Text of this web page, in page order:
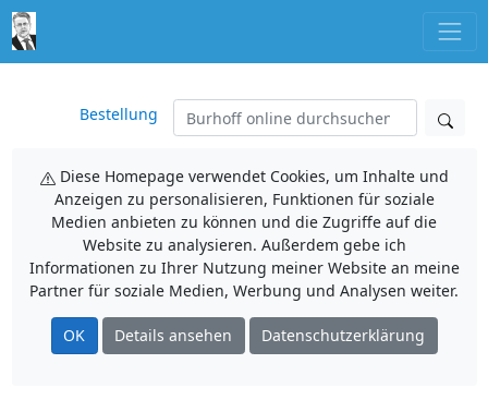
Bestellung
Diese Homepage verwendet Cookies, um Inhalte und
Anzeigen zu personalisieren, Funktionen für soziale
Medien anbieten zu können und die Zugriffe auf die
Website zu analysieren. Außerdem gebe ich
Informationen zu Ihrer Nutzung meiner Website an meine
Partner für soziale Medien, Werbung und Analysen weiter.
OK Details ansehen Datenschutzerklärung